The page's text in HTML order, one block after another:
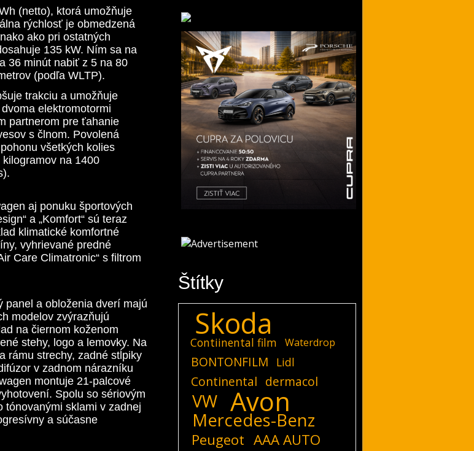
(netto), ktorá umožňuje
rýchlosť je obmedzená
ako pri ostatných
135 kW. Ním sa na
36 minút nabiť z 5 na 80
(podľa WLTP).
trakciu a umožňuje
elektromotormi
partnerom pre ťahanie
s člnom. Povolená
všetkých kolies
na 1400
aj ponuku športových
a „Komfort“ sú teraz
klimatické komfortné
vyhrievané predné
Care Climatronic“ s filtrom
panel a obloženia dverí majú
modelov zvýrazňujú
na čiernom koženom
stehy, logo a lemovky. Na
rámu strechy, zadné stĺpiky
v zadnom nárazníku
montuje 21-palcové
Spolu so sériovým
tónovanými sklami v zadnej
a súčasne
Štítky
Skoda
Contiinental film Waterdrop
BONTONFILM Lidl
Continental dermacol
VW Avon
Mercedes-Benz
Peugeot AAA AUTO